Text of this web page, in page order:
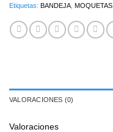
Etiquetas: BANDEJA MOQUETAS
VALORACIONES (0)
Valoraciones